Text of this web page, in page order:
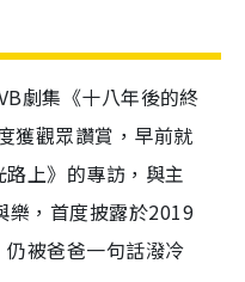
劇集《十八年後的終
獲觀眾讚賞，早前就
上》的專訪，與主
樂，首度披露於2019
被爸爸一句話潑冷